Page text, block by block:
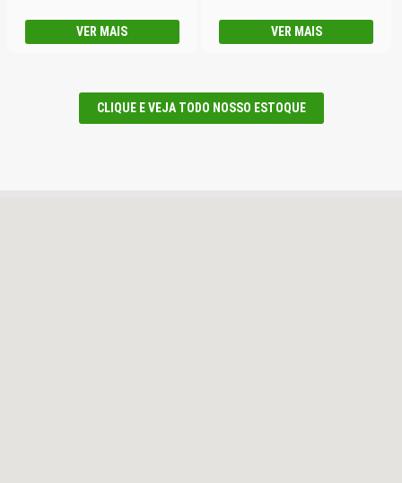
VER MAIS VER MAIS
CLIQUE E VEJA TODO NOSSO ESTOQUE